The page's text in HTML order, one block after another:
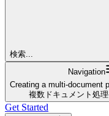
検索...
Navigation
Creating a multi-document
複数ドキュメント処
Get Started